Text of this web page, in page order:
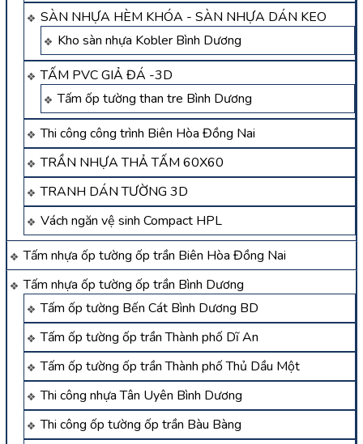
SÀN NHỰA HÈM KHÓA - SÀN NHỰA DÁN KEO
Kho sàn nhựa Kobler Bình Dương
TẤM PVC GIẢ ĐÁ -3D
Tấm ốp tường than tre Bình Dương
Thi công công trình Biên Hòa Đồng Nai
TRẦN NHỰA THẢ TẤM 60X60
TRANH DÁN TƯỜNG 3D
Vách ngăn vệ sinh Compact HPL
Tấm nhựa ốp tường ốp trần Biên Hòa Đồng Nai
Tấm nhựa ốp tường ốp trần Bình Dương
Tấm ốp tường Bến Cát Bình Dương BD
Tấm ốp tường ốp trần Thành phố Dĩ An
Tấm ốp tường ốp trần Thành phố Thủ Dầu Một
Thi công nhựa Tân Uyên Bình Dương
Thi công ốp tường ốp trần Bàu Bàng